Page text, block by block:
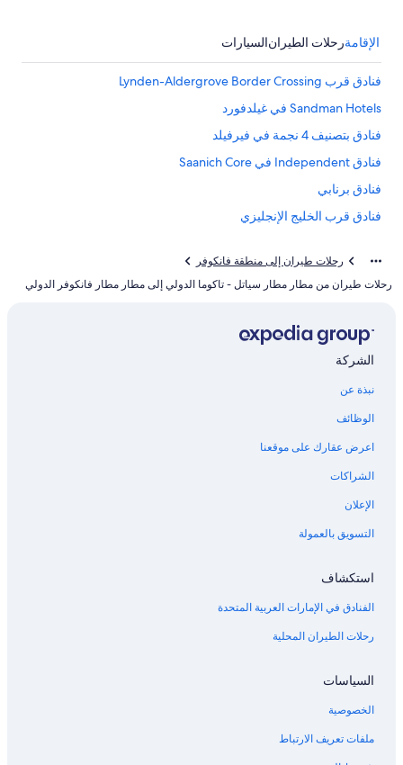
الإقامةرحلات الطيرانالسيارات
فنادق قرب Lynden-Aldergrove Border Crossing
Sandman Hotels في غيلدفورد
فنادق بتصنيف 4 نجمة في فيرفيلد
فنادق Independent في Saanich Core
فنادق برنابي
فنادق قرب الخليج الإنجليزي
فنادق وسط مدينة فانكوفر
فنادق قرب قنصلية الولايات المتحدة
فنادق فيرنوود
فنادق Relais & Chateaux في وسط مدينة فانكوفر
فنادق قرب ملعب ميدو جاردنز للجولف
Hilton Hotels في ألديرجروف
فنادق قرب نادي الجولف والنادي الريفي فاري كريك
رحلات طيران إلى منطقة فانكوفر
رحلات طيران من مطار مطار سياتل - تاكوما الدولي إلى مطار مطار فانكوفر الدولي
الشركة
نبذة عن
الوظائف
اعرض عقارك على موقعنا
الشراكات
الإعلان
التسويق بالعمولة
استكشاف
الفنادق في الإمارات العربية المتحدة
رحلات الطيران المحلية
السياسات
الخصوصية
ملفات تعريف الارتباط